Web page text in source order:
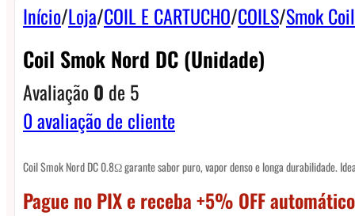
Início/Loja/COIL E CARTUCHO/COILS/Smok Coil
Coil Smok Nord DC (unidade)
Avaliação0 de 5
0avaliação de cliente
Coil Smok Nord DC 0.8Ω garante sabor puro, vapor denso e longa durabilidade.
Pague no PIX e receba +5% OFF